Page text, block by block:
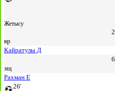
Жетысу
2
вр
Кайратулы Д
6
зщ
Рахман Е
26'